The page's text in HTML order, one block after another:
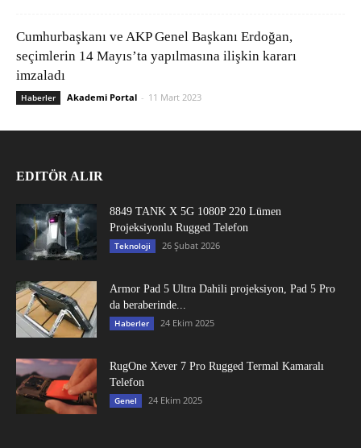
Cumhurbaşkanı ve AKP Genel Başkanı Erdoğan,
seçimlerin 14 Mayıs’ta yapılmasına ilişkin kararı
imzaladı
Haberler Akademi Portal - 11 Mart 2023
EDITÖR ALIR
8849 TANK X 5G 1080P 220 Lümen
Projeksiyonlu Rugged Telefon
Teknoloji 26 Şubat 2026
Armor Pad 5 Ultra Dahili projeksiyon, Pad 5 Pro
da beraberinde...
Haberler 24 Ekim 2025
RugOne Xever 7 Pro Rugged Termal Kamaralı
Telefon
Genel 24 Ekim 2025